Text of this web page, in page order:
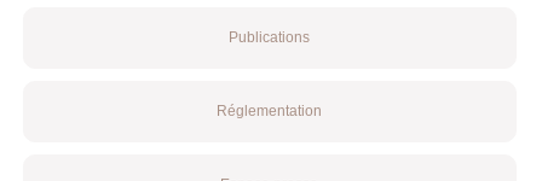
Publications
Réglementation